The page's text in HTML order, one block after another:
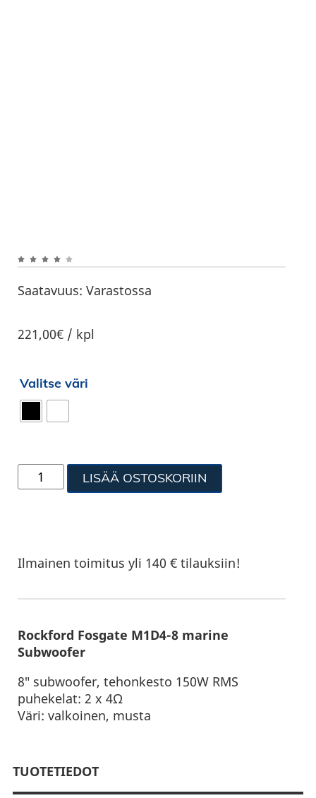
Saatavuus: Varastossa
221,00€ / kpl
Valitse väri
LISÄÄ OSTOSKORIIN
Ilmainen toimitus yli 140 € tilauksiin!
Rockford Fosgate M1D4-8 marine
Subwoofer
8″ subwoofer, tehonkesto 150W RMS
puhekelat: 2 x 4Ω
Väri: valkoinen, musta
TUOTETIEDOT